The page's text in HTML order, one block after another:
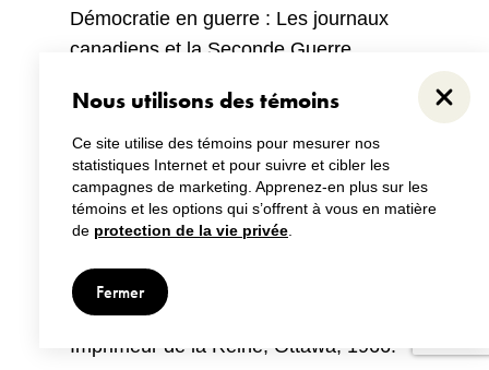
Nous utilisons des témoins
Ce site utilise des témoins pour mesurer nos
statistiques Internet et pour suivre et cibler les
campagnes de marketing. Apprenez-en plus sur les
témoins et les options qui s’offrent à vous en matière
de protection de la vie privée
Fermer
Démocratie en guerre : Les journaux
canadiens et la Seconde Guerre
Normandie
On a très peu écrit sur la libération des ports
de la Manche par la Première armée
canadienne. Voici quelques-unes des
références les plus utiles :
Stacey, C.P.
Imprimeur de la Reine, Ottawa, 1966.